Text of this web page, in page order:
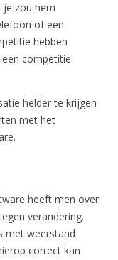
zou hem
of een
hebben
competitie
helder te krijgen
met het
heeft men over
verandering.
met weerstand
correct kan